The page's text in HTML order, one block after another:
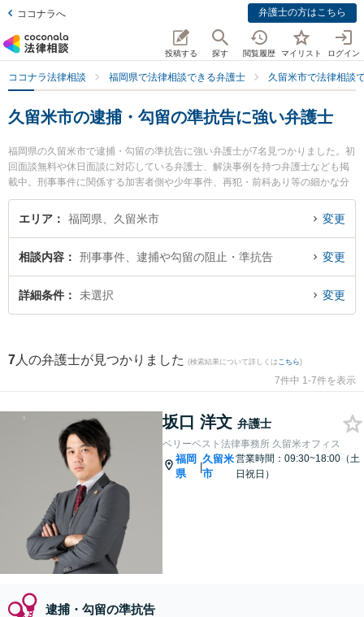
ココナラへ 弁護士の方はこちら
投稿する 探す 閲覧履歴 マイリスト ログイン
ココナラ法律相談 福岡県で法律相談できる弁護士 久留米市で法律相談
久留米市の逮捕・勾留の準抗告に強い弁護士
福岡県の久留米市で逮捕・勾留の準抗告に強い弁護士が7名見つかりました。初
回面談無料や休日面談に対応している弁護士、解決事例を持つ弁護士なども掲
載中。刑事事件に関係する加害者側や少年事件、再犯・前科あり等の細かな分
野での絞り込み検索もでき便利です。特にベリーベスト法律事務所 久留米オフ
ィスの坂口 洋文弁護士や三宅・小林総合法律事務所の小林 健彦弁護士、ゆずり
トラブルを今すぐに弁護士に相談したい』『逮捕・勾留の準抗告のトラブル解
決の実績豊富な近くの弁護士を検索したい』『初回相談無料で逮捕・勾留の準
抗告を法律相談できる久留米市内の弁護士に相談予約したい』などでお困りの
エリア 福岡県、久留米市 変更
相談内容 刑事事件、逮捕や勾留の阻止・準抗告 変更
詳細条件 未選択 変更
7 人の弁護士が見つかりました (検索結果について詳しくは こちら)
7件中 1-7件を表示
坂口 洋文 弁護士
ベリーベスト法律事務所 久留米オフィス
福岡
県
|
久留米
市
営業時間：09:30~18:00（土
日祝日）
逮捕・勾留の準抗告